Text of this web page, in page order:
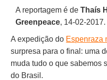
A reportagem é deThaís
Greenpeace, 14-02-2017.
A expedição do Espenraza
surpresa para o final: uma
muda tudo o que sabemos
do Brasil.